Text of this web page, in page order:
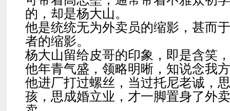
的，却是杨大山。
他是统统无为外卖员的缩影，甚而
者的缩影。
杨大山留给皮哥的印象，即是含笑
他年青气盛，领略明晰，知说念我
他进厂打过螺丝，当过托尼老诚，
孩，思成婚立业，才一脚置身了外